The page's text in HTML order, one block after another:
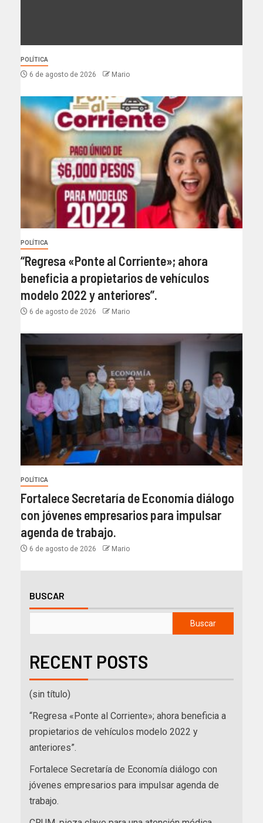
POLÍTICA
6 de agosto de 2026 Mario
POLÍTICA
“Regresa «Ponte al Corriente»; ahora
beneficia a propietarios de vehículos
modelo 2022 y anteriores”.
6 de agosto de 2026 Mario
POLÍTICA
Fortalece Secretaría de Economía diálogo
con jóvenes empresarios para impulsar
agenda de trabajo.
6 de agosto de 2026 Mario
BUSCAR
Buscar
RECENT POSTS
(sin título)
“Regresa «Ponte al Corriente»; ahora beneficia a
propietarios de vehículos modelo 2022 y
anteriores”.
Fortalece Secretaría de Economía diálogo con
jóvenes empresarios para impulsar agenda de
trabajo.